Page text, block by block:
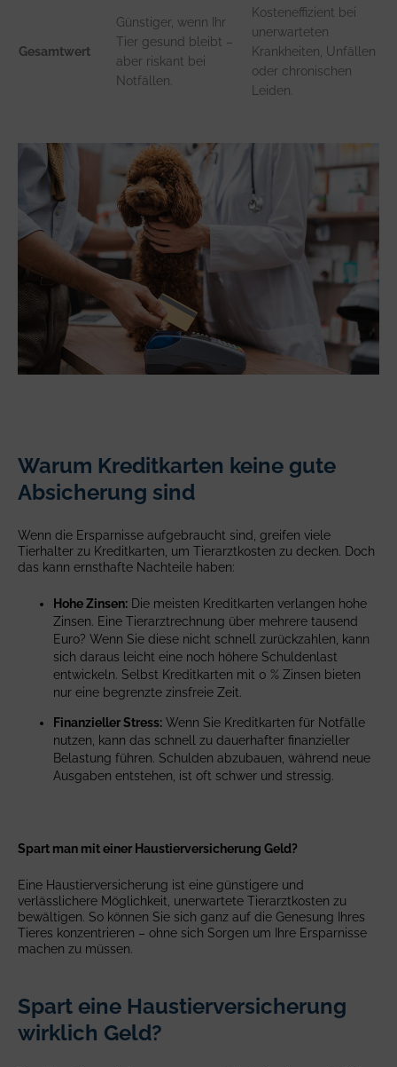
Gesamtwert
Günstiger, wenn Ihr
Tier gesund bleibt –
aber riskant bei
Notfällen.
Kosteneffizient bei
unerwarteten
Krankheiten, Unfällen
oder chronischen
Leiden.
Warum Kreditkarten keine gute
Absicherung sind
Wenn die Ersparnisse aufgebraucht sind, greifen viele
Tierhalter zu Kreditkarten, um Tierarztkosten zu decken. Doch
das kann ernsthafte Nachteile haben:
Hohe Zinsen: Die meisten Kreditkarten verlangen hohe
Zinsen. Eine Tierarztrechnung über mehrere tausend
Euro? Wenn Sie diese nicht schnell zurückzahlen, kann
sich daraus leicht eine noch höhere Schuldenlast
entwickeln. Selbst Kreditkarten mit 0 % Zinsen bieten
nur eine begrenzte zinsfreie Zeit.
Finanzieller Stress: Wenn Sie Kreditkarten für Notfälle
nutzen, kann das schnell zu dauerhafter finanzieller
Belastung führen. Schulden abzubauen, während neue
Ausgaben entstehen, ist oft schwer und stressig.
Spart man mit einer Haustierversicherung Geld?
Eine Haustierversicherung ist eine günstigere und
verlässlichere Möglichkeit, unerwartete Tierarztkosten zu
bewältigen. So können Sie sich ganz auf die Genesung Ihres
Tieres konzentrieren – ohne sich Sorgen um Ihre Ersparnisse
machen zu müssen.
Spart eine Haustierversicherung
wirklich Geld?